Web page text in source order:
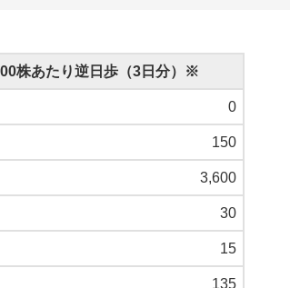
株あたり逆日歩（3日分）※
0
150
3,600
30
15
135